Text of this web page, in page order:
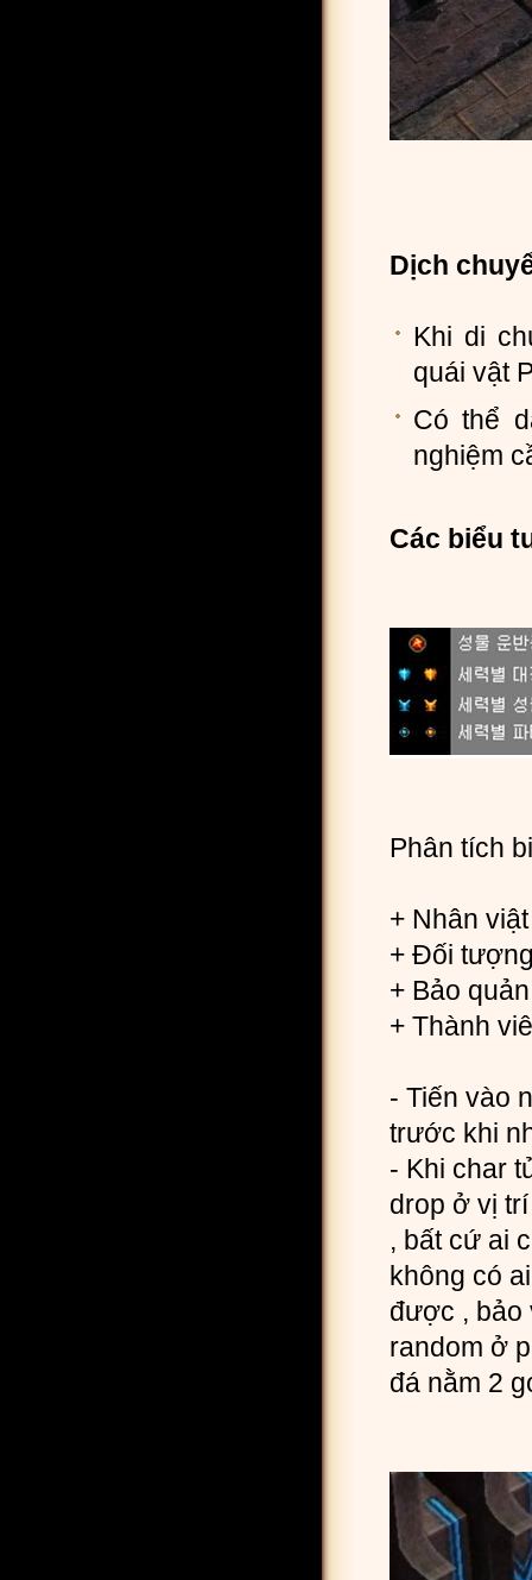
Dịch
Khi di
quái vật
Có thể
nghiệm
Các biểu
Phân tích
+ Nhân
+ Đối
+ Bảo
+ Thành
- Tiến vào
trước khi
- Khi char
drop ở vị
, bất cứ ai
không có
được , bảo
random ở
đá nằm 2